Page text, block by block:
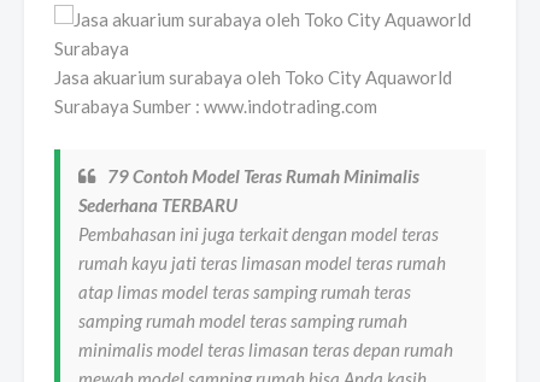
Jasa akuarium surabaya oleh Toko City Aquaworld
Surabaya Sumber : www.indotrading.com
79 Contoh Model Teras Rumah Minimalis
Sederhana TERBARU
Pembahasan ini juga terkait dengan model teras
rumah kayu jati teras limasan model teras rumah
atap limas model teras samping rumah teras
samping rumah model teras samping rumah
minimalis model teras limasan teras depan rumah